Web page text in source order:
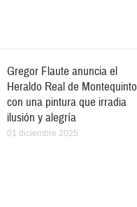
Gregor Flaute anuncia el
Heraldo Real de Montequinto
con una pintura que irradia
ilusión y alegría
01 diciembre 2025